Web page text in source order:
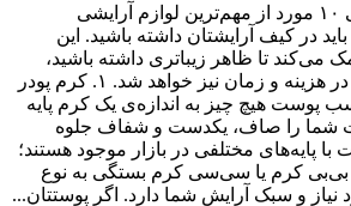
در این مقاله، به بررسی ۱۰ مورد از مهم‌ترین لوازم آرایشی
در کیف آرایشتان داشته باشید. این
می‌کند تا ظاهر زیباتری داشته باشید،
بلکه باعث صرفه‌جویی در هزینه و زمان نیز خواهد شد. ۱. کرم پودر
پوست هیچ چیز به اندازه‌ی یک کرم پایه
شما را صاف، یکدست و شفاف جلوه
پایه‌های مختلفی در بازار موجود هستند؛
بی‌بی کرم یا سی‌سی کرم بستگی به نوع
و سبک آرایش شما دارد. اگر پوستتان...